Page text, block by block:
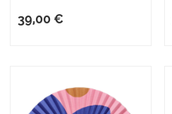
39,00 €